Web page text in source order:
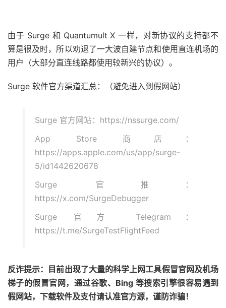
由于 Surge 和 Quantumult X 一样，对新协议的支持都不
算是很及时，所以劝退了一大波自建节点和使用直连机场的
用户（大部分直连线路都使用较新兴的协议）。
Surge 软件官方渠道汇总：（避免进入到假网站）
Surge 官方网站：https://nssurge.com/
App Store 商店：
https://apps.apple.com/us/app/surge-
5/id1442620678
Surge 官推：
https://x.com/SurgeDebugger
Surge 官方 Telegram：
https://t.me/SurgeTestFlightFeed
反诈提示：目前出现了大量的科学上网工具假冒官网及机场
梯子的假冒官网，通过谷歌、Bing 等搜索引擎很容易遇到
假网站，下载软件及支付请认准官方源，谨防诈骗！